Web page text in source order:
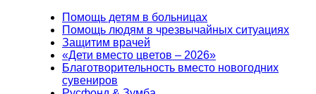
Помощь детям в больницах
Помощь людям в чрезвычайных ситуациях
Защитим врачей
«Дети вместо цветов – 2026»
Благотворительность вместо новогодних
сувениров